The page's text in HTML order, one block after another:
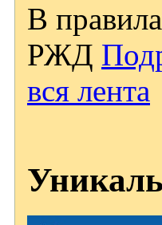
В
РЖД
вся лента